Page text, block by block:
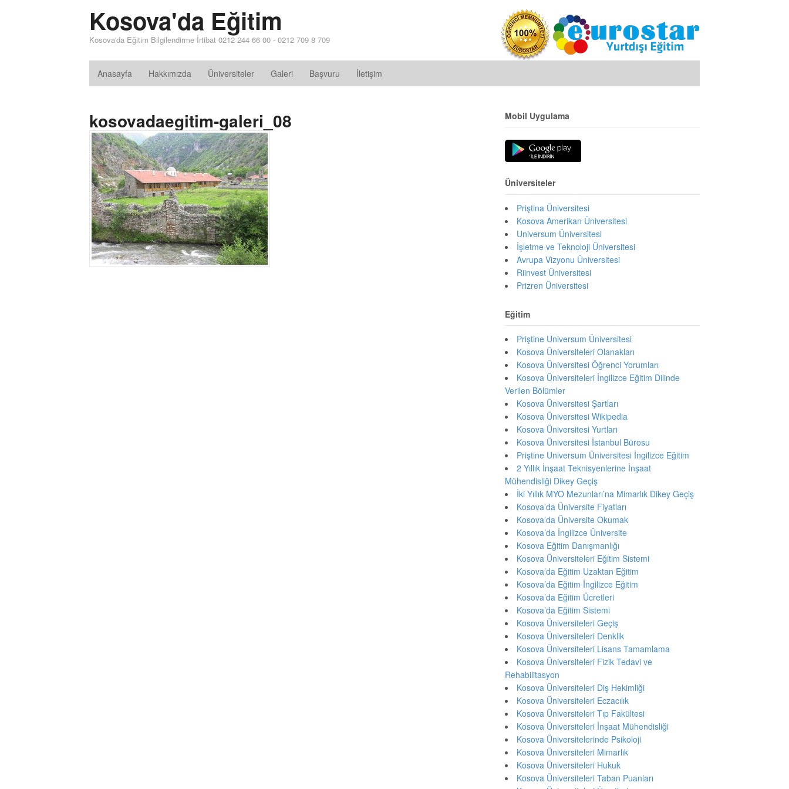
Kosova'da Eğitim
Kosova'da Eğitim Bilgilendirme İrtibat 0212 244 66 00 - 0212 709 8 709
Anasayfa Hakkımızda Üniversiteler Galeri Başvuru İletişim
kosovadaegitim-galeri_08 Mobil Uygulama
Üniversiteler
Priştina Üniversitesi
Kosova Amerikan Üniversitesi
Universum Üniversitesi
İşletme ve Teknoloji Üniversitesi
Avrupa Vizyonu Üniversitesi
Riinvest Üniversitesi
Prizren Üniversitesi
Eğitim
Priştine Universum Üniversitesi
Kosova Üniversiteleri Olanakları
Kosova Üniversitesi Öğrenci Yorumları
Kosova Üniversiteleri İngilizce Eğitim Dilinde
Verilen Bölümler
Kosova Üniversitesi Şartları
Kosova Üniversitesi Wikipedia
Kosova Üniversitesi Yurtları
Kosova Üniversitesi İstanbul Bürosu
Priştine Universum Üniversitesi İngilizce Eğitim
2 Yıllık İnşaat Teknisyenlerine İnşaat
Mühendisliği Dikey Geçiş
İki Yıllık MYO Mezunları’na Mimarlık Dikey Geçiş
Kosova’da Üniversite Fiyatları
Kosova’da Üniversite Okumak
Kosova’da İngilizce Üniversite
Kosova Eğitim Danışmanlığı
Kosova Üniversiteleri Eğitim Sistemi
Kosova’da Eğitim Uzaktan Eğitim
Kosova’da Eğitim İngilizce Eğitim
Kosova’da Eğitim Ücretleri
Kosova’da Eğitim Sistemi
Kosova Üniversiteleri Geçiş
Kosova Üniversiteleri Denklik
Kosova Üniversiteleri Lisans Tamamlama
Kosova Üniversiteleri Fizik Tedavi ve
Rehabilitasyon
Kosova Üniversiteleri Diş Hekimliği
Kosova Üniversiteleri Eczacılık
Kosova Üniversiteleri Tıp Fakültesi
Kosova Üniversiteleri İnşaat Mühendisliği
Kosova Üniversitelerinde Psikoloji
Kosova Üniversiteleri Mimarlık
Kosova Üniversiteleri Hukuk
Kosova Üniversiteleri Taban Puanları